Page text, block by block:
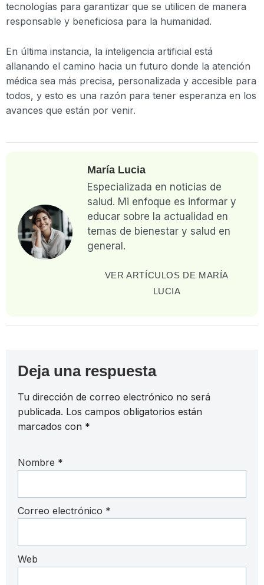
tecnologías para garantizar que se utilicen de manera
responsable y beneficiosa para la humanidad.
En última instancia, la inteligencia artificial está
allanando el camino hacia un futuro donde la atención
médica sea más precisa, personalizada y accesible para
todos, y esto es una razón para tener esperanza en los
avances que están por venir.
María Lucia
Especializada en noticias de
salud. Mi enfoque es informar y
educar sobre la actualidad en
temas de bienestar y salud en
general.
VER ARTÍCULOS DE MARÍA
LUCIA
Deja una respuesta
Tu dirección de correo electrónico no será
publicada. Los campos obligatorios están
marcados con *
Nombre *
Correo electrónico *
Web